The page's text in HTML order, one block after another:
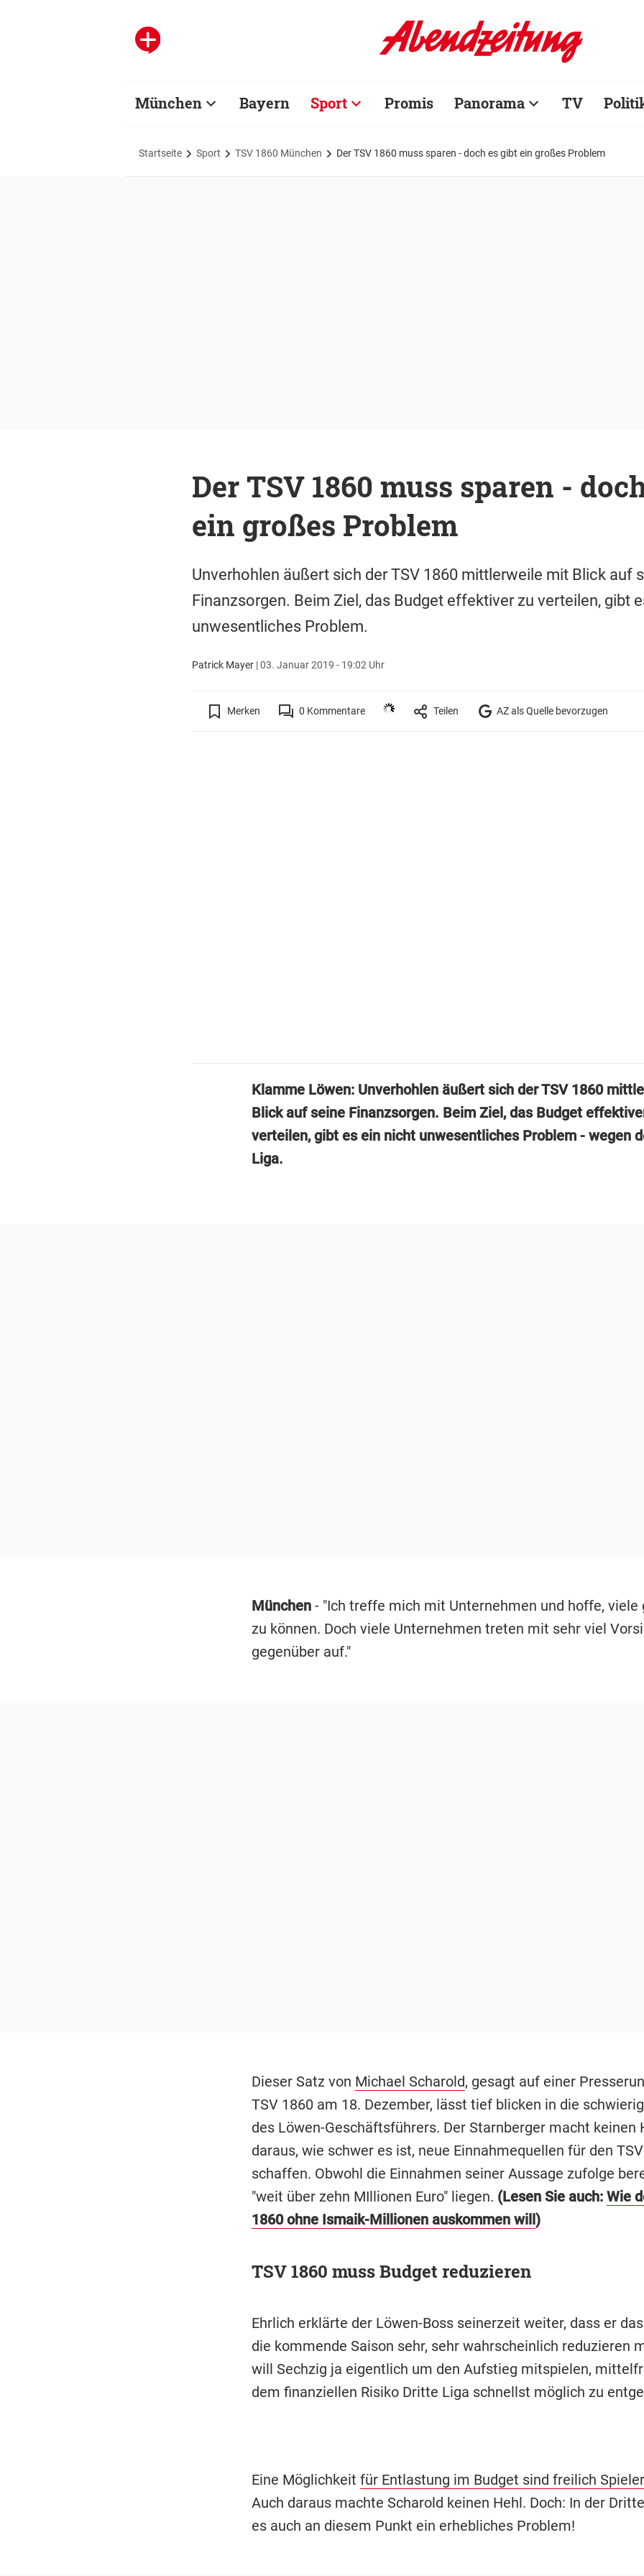
München Bayern Sport Promis Panorama TV
Startseite Sport TSV 1860 München Der TSV 1860 muss sparen - doch es gibt ein großes Problem
Der TSV 1860 muss sparen -
ein großes Problem
Unverhohlen äußert sich der TSV 1860 mittlerweile mit Blick auf
Finanzsorgen. Beim Ziel, das Budget effektiver zu verteilen, gibt
unwesentliches Problem.
Patrick Mayer|03. Januar 2019 - 19:02 Uhr
Merken 0 Kommentare Teilen AZ als Quelle bevorzugen
Klamme Löwen: Unverhohlen äußert sich der TSV 1860
Blick auf seine Finanzsorgen. Beim Ziel, das Budget
verteilen, gibt es ein nicht unwesentliches Problem - wegen
Liga.
München- "Ich treffe mich mit Unternehmen und hoffe, viele
zu können. Doch viele Unternehmen treten mit sehr viel
gegenüber auf."
Dieser Satz von Michael Scharold, gesagt auf einer
TSV 1860 am 18. Dezember, lässt tief blicken in die
des Löwen-Geschäftsführers. Der Starnberger macht keinen
daraus, wie schwer es ist, neue Einnahmequellen für den
schaffen. Obwohl die Einnahmen seiner Aussage zufolge
"weit über zehn MIllionen Euro" liegen. (Lesen Sie auch: Wie
1860 ohne Ismaik-Millionen auskommen will)
TSV 1860 muss Budget reduzieren
Ehrlich erklärte der Löwen-Boss seinerzeit weiter, dass er
die kommende Saison sehr, sehr wahrscheinlich reduzieren
will Sechzig ja eigentlich um den Aufstieg mitspielen,
dem finanziellen Risiko Dritte Liga schnellst möglich zu
Eine Möglichkeit für Entlastung im Budget sind freilich
Auch daraus machte Scharold keinen Hehl. Doch: In der
es auch an diesem Punkt ein erhebliches Problem!